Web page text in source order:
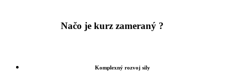
Načo je kurz zameraný ?
Komplexný rozvoj sily